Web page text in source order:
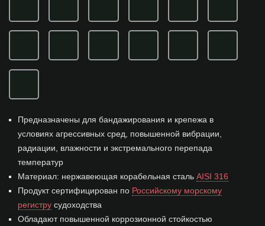
Предназначены для бандажирования и крепежа в
условиях агрессивных сред, повышенной вибрации,
радиации, влажности и экстремального перепада
температур
Материал: нержавеющая корабельная сталь AISI 316
Продукт сертифицирован по Российскому морскому
регистру судоходства
Обладают повышенной коррозионной стойкостью